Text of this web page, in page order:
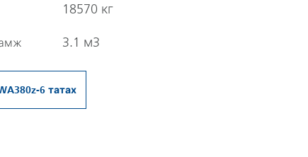
18570 кг
3.1 м3
6 татах